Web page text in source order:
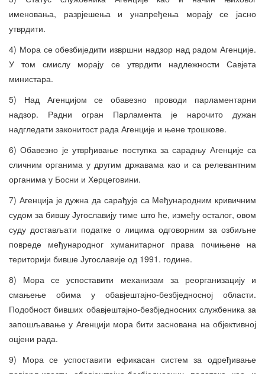
именовања, разрјешења и унапређења морају се јасно
утврдити.
4) Мора се обезбиједити извршни надзор над радом Агенције.
У том смислу морају се утврдити надлежности Савјета
министара.
5) Над Агенцијом се обавезно проводи парламентарни
надзор. Радни огран Парламента је нарочито дужан
надгледати законитост рада Агенције и њене трошкове.
6) Обавезно је утврђивање поступка за сарадњу Агенције са
сличним органима у другим државама као и са релевантним
органима у Босни и Херцеговини.
7) Агенција је дужна да сарађује са Међународним кривичним
судом за бившу Југославију тиме што ће, између осталог, овом
суду достављати податке о лицима одговорним за озбиљне
повреде међународног хуманитарног права почињене на
територији бивше Југославије од 1991. године.
8) Мора се успоставити механизам за реорганизацију и
смањење обима у обавјештајно-безбједносној области.
Подобност бивших обавјештајно-безбједносних службеника за
запошљавање у Агенцији мора бити заснована на објективној
оцјени рада.
9) Мора се успоставити ефикасан систем за одређивање